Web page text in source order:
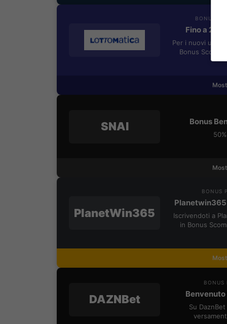
BONUS
Fino a
Per i nuovi
Bonus
SNAI Bonus
PlanetWin365
in Bonus
DAZNBet